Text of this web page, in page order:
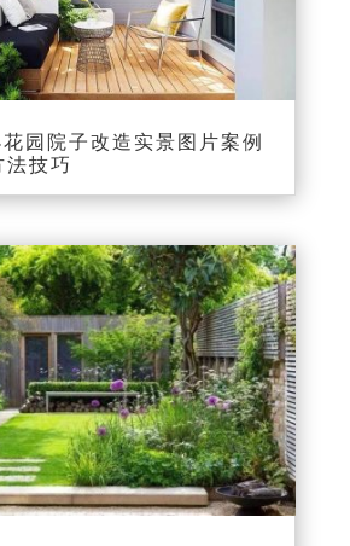
园院子改造实景图片案例
法技巧